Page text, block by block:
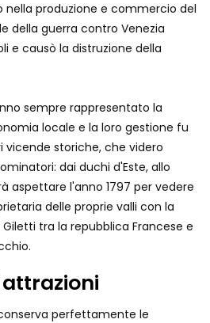
produzione e commercio del
della guerra contro Venezia
e causò la distruzione della
sempre rappresentato la
locale e la loro gestione fu
vicende storiche, che videro
dai duchi d'Este, allo
aspettare l'anno 1797 per vedere
delle proprie valli con la
tra la repubblica Francese e
perfettamente le